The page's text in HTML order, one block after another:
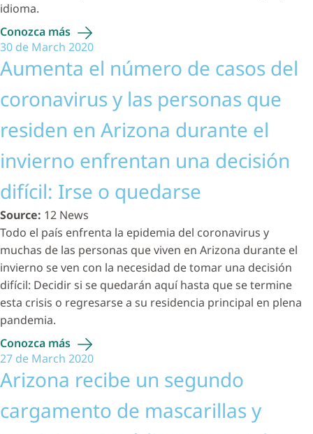
idioma.
Conozca más
30 de March 2020
Aumenta el número de casos del
coronavirus y las personas que
residen en Arizona durante el
invierno enfrentan una decisión
difícil: Irse o quedarse
Source: 12 News
Todo el país enfrenta la epidemia del coronavirus y
muchas de las personas que viven en Arizona durante el
invierno se ven con la necesidad de tomar una decisión
difícil: Decidir si se quedarán aquí hasta que se termine
esta crisis o regresarse a su residencia principal en plena
pandemia.
Conozca más
27 de March 2020
Arizona recibe un segundo
cargamento de mascarillas y